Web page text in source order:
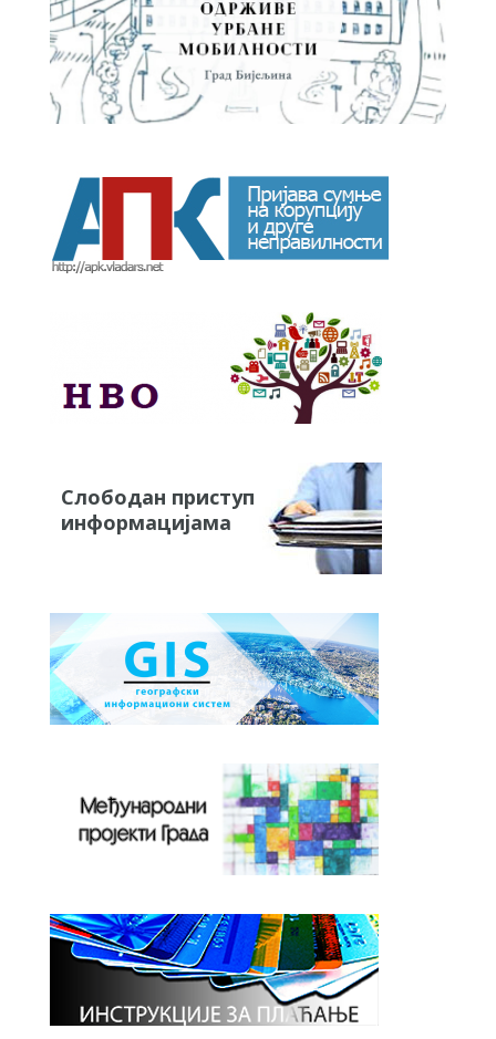
Слободан приступ
информацијама